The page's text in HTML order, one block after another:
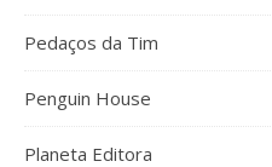
Pedaços da Tim
Penguin House
Planeta Editora